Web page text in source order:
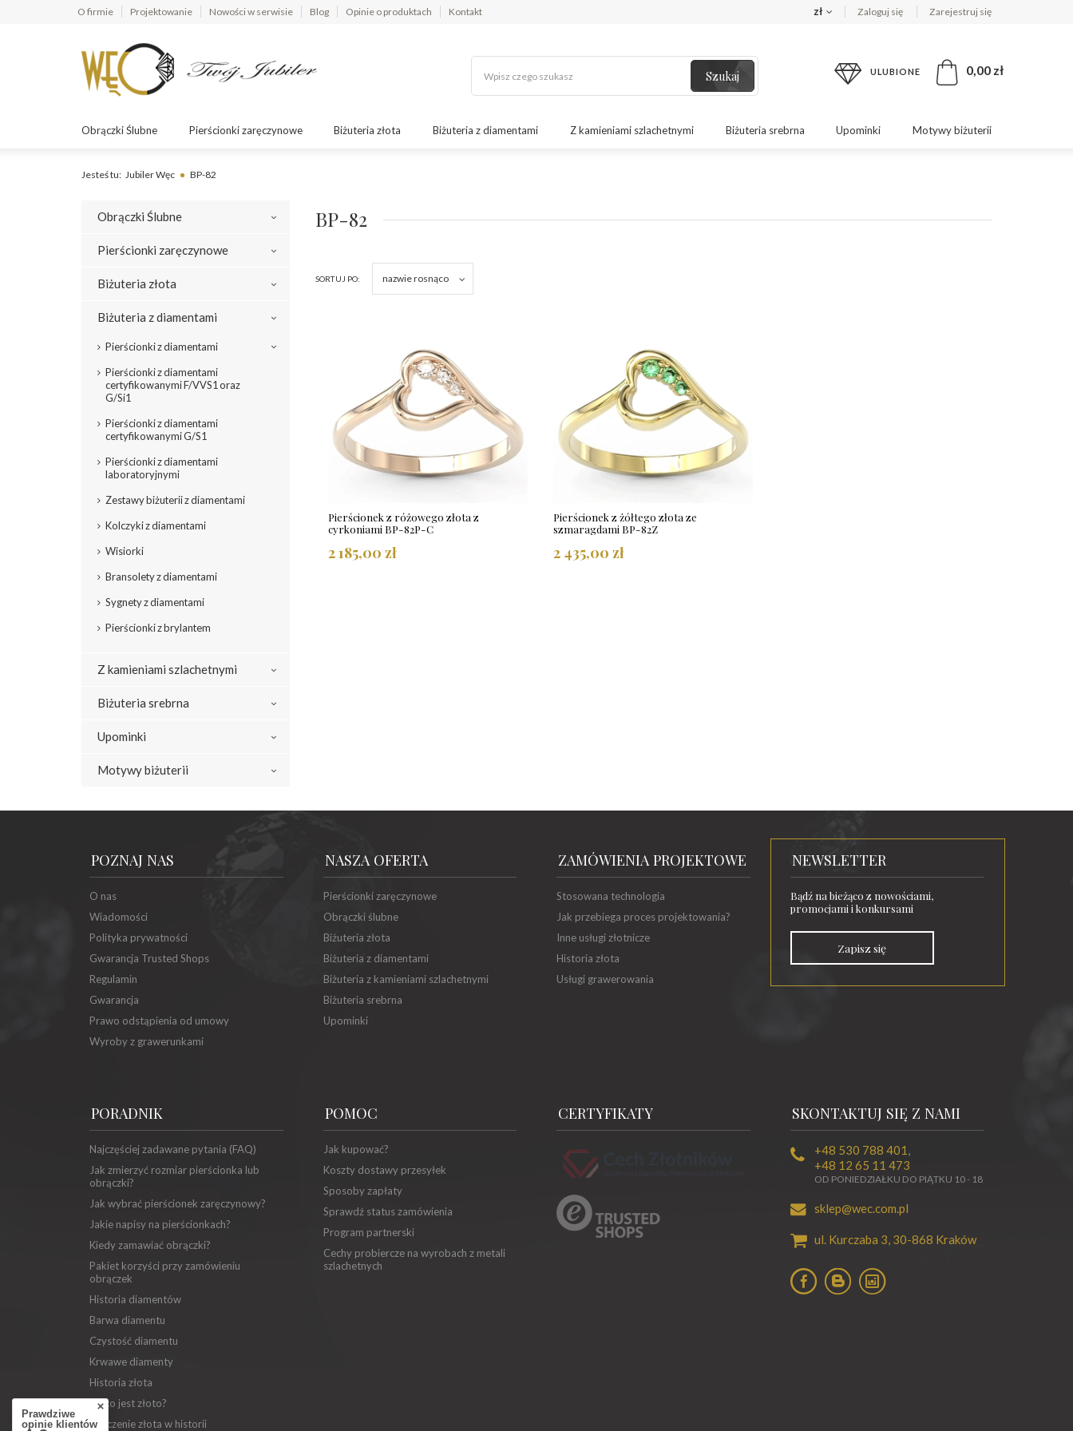
O firmie Projektowanie Nowości w serwisie Blog Opinie o produktach Kontakt zł Zaloguj się Zarejestruj się
Szukaj ULUBIONE 0,00 zł
Obrączki Ślubne Pierścionki zaręczynowe Biżuteria złota Biżuteria z diamentami Z kamieniami szlachetnymi Biżuteria srebrna Upominki Motywy biżuterii
Jesteś tu: Jubiler Węc BP-82
Obrączki Ślubne
Pierścionki zaręczynowe
Biżuteria złota
Biżuteria z diamentami
Pierścionki z diamentami
Pierścionki z diamentami
certyfikowanymi F/VVS1 oraz
G/Si1
Pierścionki z diamentami
certyfikowanymi G/S1
Pierścionki z diamentami
laboratoryjnymi
Zestawy biżuterii z diamentami
Kolczyki z diamentami
Wisiorki
Bransolety z diamentami
Sygnety z diamentami
Pierścionki z brylantem
Z kamieniami szlachetnymi
Biżuteria srebrna
Upominki
Motywy biżuterii
BP-82
SORTUJ PO: nazwie rosnąco
Pierścionek z różowego złota z
cyrkoniami BP-82P-C
2 185,00 zł
Pierścionek z żółtego złota ze
szmaragdami BP-82Z
2 435,00 zł
POZNAJ NAS
O nas
Wiadomości
Polityka prywatności
Gwarancja Trusted Shops
Regulamin
Gwarancja
Prawo odstąpienia od umowy
Wyroby z grawerunkami
NASZA OFERTA
Pierścionki zaręczynowe
Obrączki ślubne
Biżuteria złota
Biżuteria z diamentami
Biżuteria z kamieniami szlachetnymi
Biżuteria srebrna
Upominki
ZAMÓWIENIA PROJEKTOWE
Stosowana technologia
Jak przebiega proces projektowania?
Inne usługi złotnicze
Historia złota
Usługi grawerowania
NEWSLETTER
Bądź na bieżąco z nowościami,
promocjami i konkursami
Zapisz się
PORADNIK
Najczęściej zadawane pytania (FAQ)
Jak zmierzyć rozmiar pierścionka lub
obrączki?
Jak wybrać pierścionek zaręczynowy?
Jakie napisy na pierścionkach?
Kiedy zamawiać obrączki?
Pakiet korzyści przy zamówieniu
obrączek
Historia diamentów
Barwa diamentu
Czystość diamentu
Krwawe diamenty
Historia złota
Co to jest złoto?
Znaczenie złota w historii
POMOC
Jak kupować?
Koszty dostawy przesyłek
Sposoby zapłaty
Sprawdź status zamówienia
Program partnerski
Cechy probiercze na wyrobach z metali
szlachetnych
CERTYFIKATY SKONTAKTUJ SIĘ Z NAMI
+48 530 788 401 ,
+48 12 65 11 473
OD PONIEDZIAŁKU DO PIĄTKU 10 - 18
sklep@wec.com.pl
ul. Kurczaba 3, 30-868 Kraków
Prawdziwe
opinie klientów